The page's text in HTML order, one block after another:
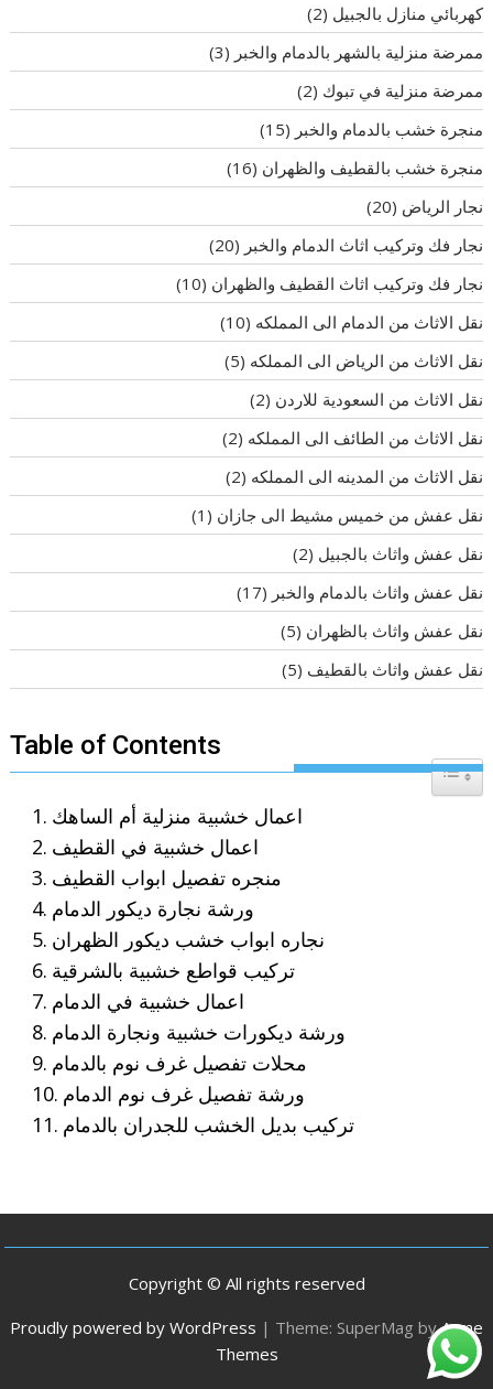
كهربائي منازل بالجبيل (2)
ممرضة منزلية بالشهر بالدمام والخبر (3)
ممرضة منزلية في تبوك (2)
منجرة خشب بالدمام والخبر (15)
منجرة خشب بالقطيف والظهران (16)
نجار الرياض (20)
نجار فك وتركيب اثاث الدمام والخبر (20)
نجار فك وتركيب اثاث القطيف والظهران (10)
نقل الاثاث من الدمام الى المملكه (10)
نقل الاثاث من الرياض الى المملكه (5)
نقل الاثاث من السعودية للاردن (2)
نقل الاثاث من الطائف الى المملكه (2)
نقل الاثاث من المدينه الى المملكه (2)
نقل عفش من خميس مشيط الى جازان (1)
نقل عفش واثاث بالجبيل (2)
نقل عفش واثاث بالدمام والخبر (17)
نقل عفش واثاث بالظهران (5)
نقل عفش واثاث بالقطيف (5)
Table of Contents
Toggle
اعمال خشبية منزلية أم الساهك
اعمال خشبية في القطيف
منجره تفصيل ابواب القطيف
ورشة نجارة ديكور الدمام
نجاره ابواب خشب ديكور الظهران
تركيب قواطع خشبية بالشرقية
اعمال خشبية في الدمام
ورشة ديكورات خشبية ونجارة الدمام
محلات تفصيل غرف نوم بالدمام
ورشة تفصيل غرف نوم الدمام
تركيب بديل الخشب للجدران بالدمام
Copyright © All rights reserved
Proudly powered by WordPress | Theme: SuperMag byAcme
Themes